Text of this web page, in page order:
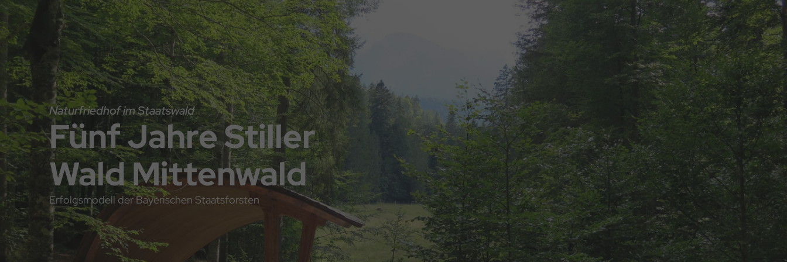
Direkt
zum
Inhalt
Direkt
zum
Footer
Hauptnavigation
Naturfriedhof im Staatswald
Fünf Jahre Stiller
Wald Mittenwald
Erfolgsmodell der Bayerischen Staatsforsten